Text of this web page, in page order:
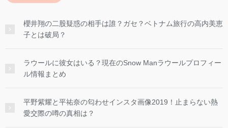
櫻井翔の二股疑惑の相手は誰？ガセ？ベトナム旅行の高内美恵
子とは破局？
ラウールに彼女はいる？現在のSnow Manラウールプロフィー
ル情報まとめ
平野紫耀と平祐奈の匂わせインスタ画像2019！止まらない熱
愛交際の噂の真相は？